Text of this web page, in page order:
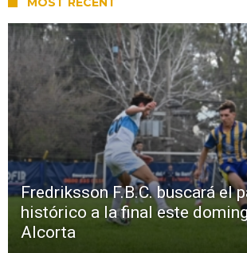
Fredriksson F.B.C. buscará el
histórico a la final este
Alcorta